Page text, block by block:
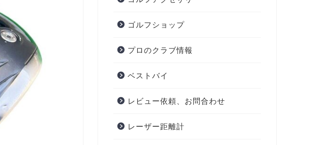
ゴルフショップ
プロのクラブ情報
ベストバイ
レビュー依頼、お問合わせ
レーザー距離計